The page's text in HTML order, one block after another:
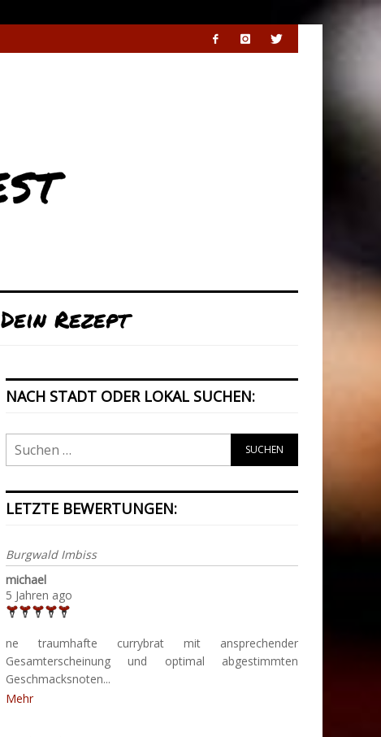
Dein Rezept
NACH STADT ODER LOKAL SUCHEN:
LETZTE BEWERTUNGEN:
Burgwald Imbiss
michael
5 Jahren ago
ne traumhafte currybrat mit ansprechender
Gesamterscheinung und optimal abgestimmten
Geschmacksnoten...
Mehr